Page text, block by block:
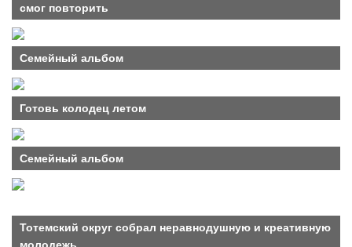
смог повторить
Семейный альбом
Готовь колодец летом
Семейный альбом
Тотемский округ собрал неравнодушную и креативную
молодежь